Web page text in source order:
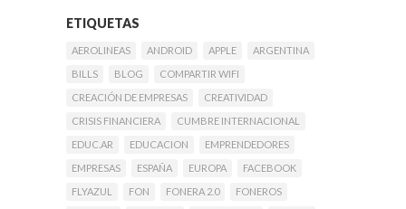
ETIQUETAS
AEROLINEAS ANDROID APPLE
ARGENTINA
BILLS
BLOG
COMPARTIR WIFI
CREACIÓN DE EMPRESAS
CREATIVIDAD
CRISIS FINANCIERA
CUMBRE INTERNACIONAL
EDUC.AR
EDUCACION
EMPRENDEDORES
EMPRESAS
ESPAÑA EUROPA
FACEBOOK
FLYAZUL
FON FONERA 2.0
FONEROS